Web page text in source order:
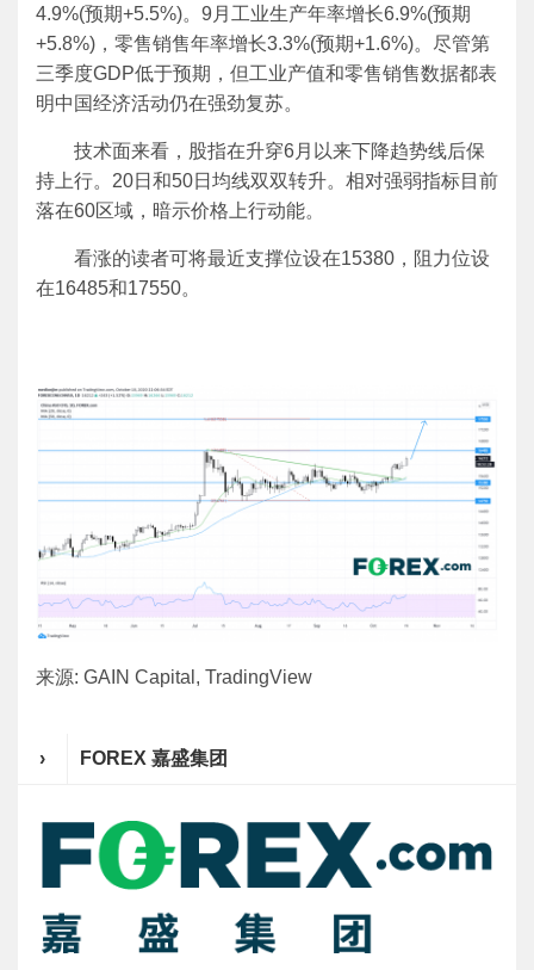
4.9%(预期+5.5%)。9月工业生产年率增长6.9%(预期
+5.8%)，零售销售年率增长3.3%(预期+1.6%)。尽管第
三季度GDP低于预期，但工业产值和零售销售数据都表
明中国经济活动仍在强劲复苏。
技术面来看，股指在升穿6月以来下降趋势线后保
持上行。20日和50日均线双双转升。相对强弱指标目前
落在60区域，暗示价格上行动能。
看涨的读者可将最近支撑位设在15380，阻力位设
在16485和17550。
来源: GAIN Capital, TradingView
› FOREX 嘉盛集团